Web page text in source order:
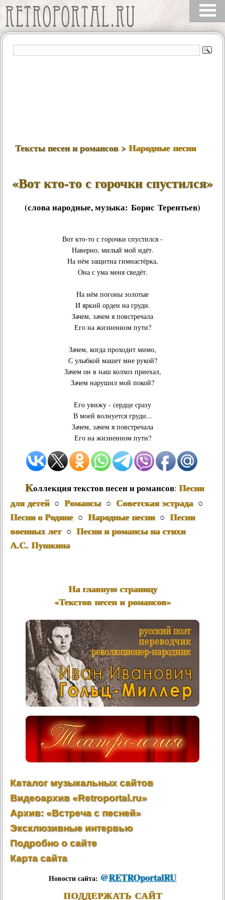
Тексты песен и романсов >Народные песни
«Вот кто-то с горочки спустился»
(слова народные, музыка: Борис Терентьев)
Вот кто-то с горочки спустился -
Наверно, милый мой идёт.
На нём защитна гимнастёрка,
Она с ума меня сведёт.
На нём погоны золотые
И яркий орден на груди.
Зачем, зачем я повстречала
Его на жизненном пути?
Зачем, когда проходит мимо,
С улыбкой машет мне рукой?
Зачем он в наш колхоз приехал,
Зачем нарушил мой покой?
Его увижу - сердце сразу
В моей волнуется груди...
Зачем, зачем я повстречала
Его на жизненном пути?
Коллекция текстов песен и романсов: Песни
для детей○ Романсы○ Советская эстрада○
Песни о Родине○ Народные песни○ Песни
военных лет○ Песни и романсы на стихи
А.С. Пушкина
На главную страницу
«Текстов песен и романсов»
Каталог музыкальных сайтов
Видеоархив «Retroportal.ru»
Архив: «Встреча с песней»
Эксклюзивные интервью
Подробно о сайте
Карта сайта
Новости сайта: @RETROportalRU
ПОДДЕРЖАТЬ САЙТ